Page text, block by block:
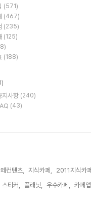
(571)
(467)
(235)
(125)
(188)
지사항 (240)
(43)
컨텐츠, 지식카페,
2011지식카페,
티커, 플래닛, 우수카페,
카페앱,